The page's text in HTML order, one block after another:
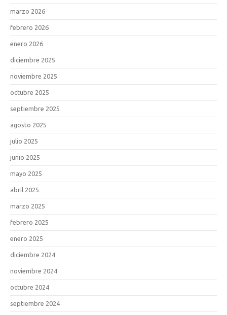
marzo 2026
febrero 2026
enero 2026
diciembre 2025
noviembre 2025
octubre 2025
septiembre 2025
agosto 2025
julio 2025
junio 2025
mayo 2025
abril 2025
marzo 2025
febrero 2025
enero 2025
diciembre 2024
noviembre 2024
octubre 2024
septiembre 2024